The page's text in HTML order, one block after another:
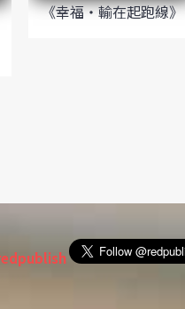
《幸福‧輸在起跑線》